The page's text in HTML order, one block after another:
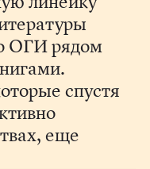
ОГИ рядом
спустя
еще